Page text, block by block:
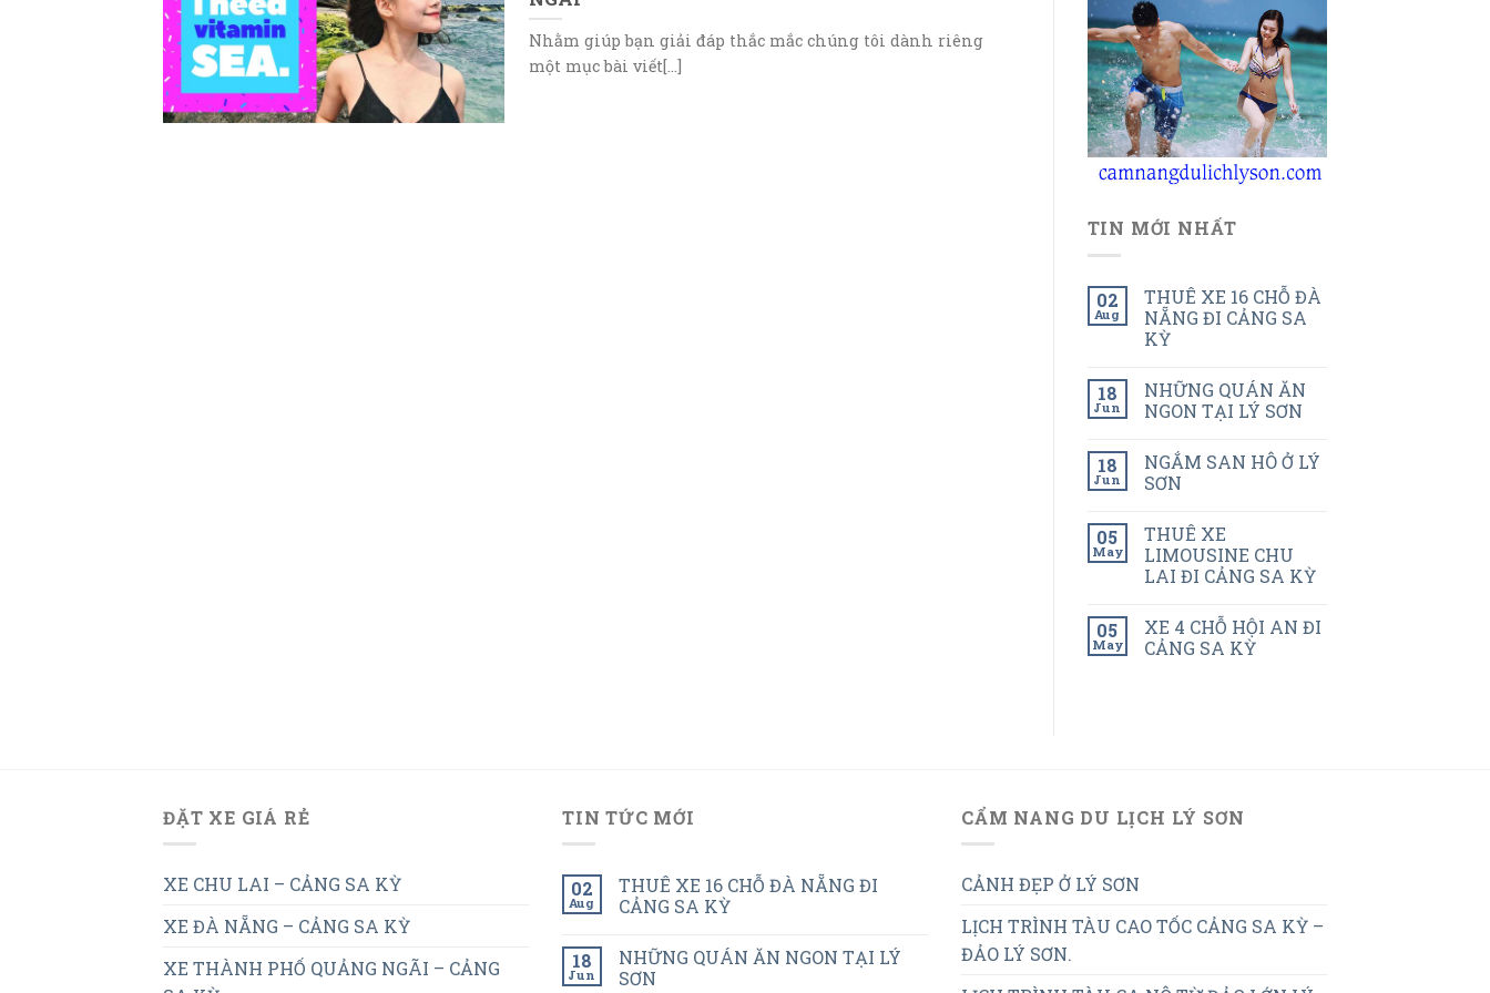
Nhằm giúp bạn giải đáp thắc mắc chúng tôi dành riêng
một mục bài viết[...]
TIN MỚI NHẤT
02
Aug
THUÊ XE 16 CHỖ ĐÀ
NẴNG ĐI CẢNG SA
KỲ
18
Jun
NHỮNG QUÁN ĂN
NGON TẠI LÝ SƠN
18
Jun
NGẮM SAN HÔ Ở LÝ
SƠN
05
May
THUÊ XE
LIMOUSINE CHU
LAI ĐI CẢNG SA KỲ
05
May
XE 4 CHỖ HỘI AN ĐI
CẢNG SA KỲ
ĐẶT XE GIÁ RẺ
XE CHU LAI – CẢNG SA KỲ
XE ĐÀ NẴNG – CẢNG SA KỲ
XE THÀNH PHỐ QUẢNG NGÃI – CẢNG
TIN TỨC MỚI
02
Aug
THUÊ XE 16 CHỖ ĐÀ NẴNG ĐI
CẢNG SA KỲ
18
Jun
NHỮNG QUÁN ĂN NGON TẠI LÝ
SƠN
CẨM NANG DU LỊCH LÝ SƠN
CẢNH ĐẸP Ở LÝ SƠN
LỊCH TRÌNH TÀU CAO TỐC CẢNG SA KỲ –
ĐẢO LÝ SƠN.